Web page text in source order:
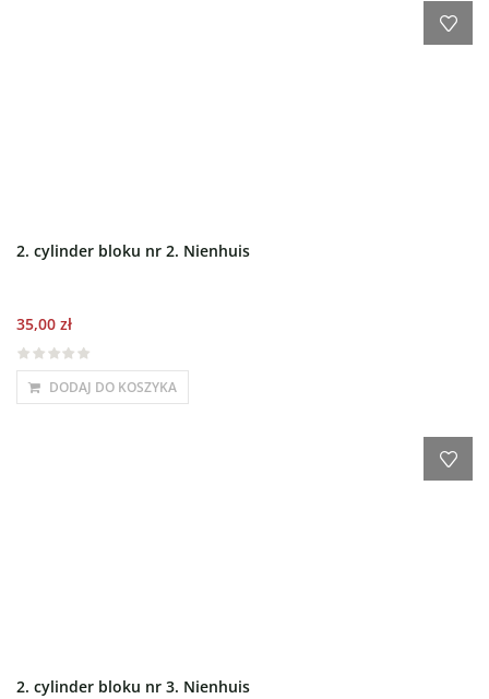
2. cylinder bloku nr 2. Nienhuis
35,00 zł
DODAJ DO KOSZYKA
2. cylinder bloku nr 3. Nienhuis